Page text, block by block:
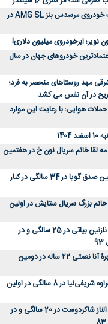
ببینید؛ مراحل ساخت خودروی مرسدس بنز AMG SL در
نویر؛ ابرخودروی میلیون دلاری!
خودروهای جهان در سال
مهد روستاهای منحصر به فرد؛
در آن نفس می کشد
هوایی؛ با رعایت این موارد
لقا خانم سریال نون خ در هفتمین
عکس؛ سفر زمان؛ نگین صدق گویا در 34 سالگی در کنار
بزرگ سریال ستایش در اولین
عکس؛ سفر در زمان؛ نازنین بیاتی در 25 سالگی و در
عکس؛ سفر زمان؛ چهرۀ آنا نعمتی 22 ساله در دومین
عکس؛ سفر زمان؛ مهراوه شریفی‌نیا در 8 سالگی در اولین
عکس؛ سفر در زمان؛ الناز شاکردوست در 20 سالگی و در